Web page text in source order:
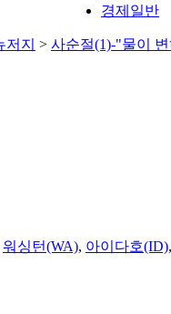
경제일반
저지 > 사순절(1)-"물이
워싱턴(WA), 아이다호(ID),